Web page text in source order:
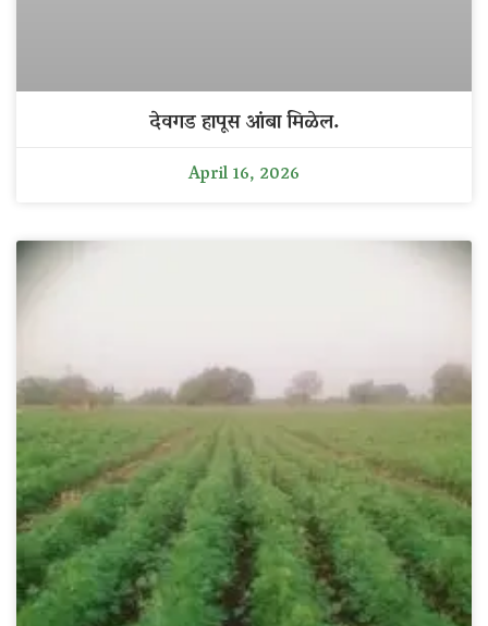
देवगड हापूस आंबा मिळेल.
April 16, 2026